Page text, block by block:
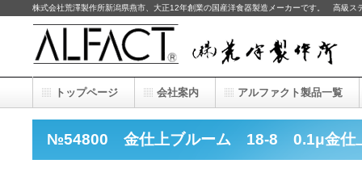
株式会社荒澤製作所新潟県燕市、大正12年創業の国産洋食器製造メーカーです。 高級ス
№54800 金仕上ブルーム 18-8 0.1μ金仕
トップページ 会社案内 アルファクト製品一覧